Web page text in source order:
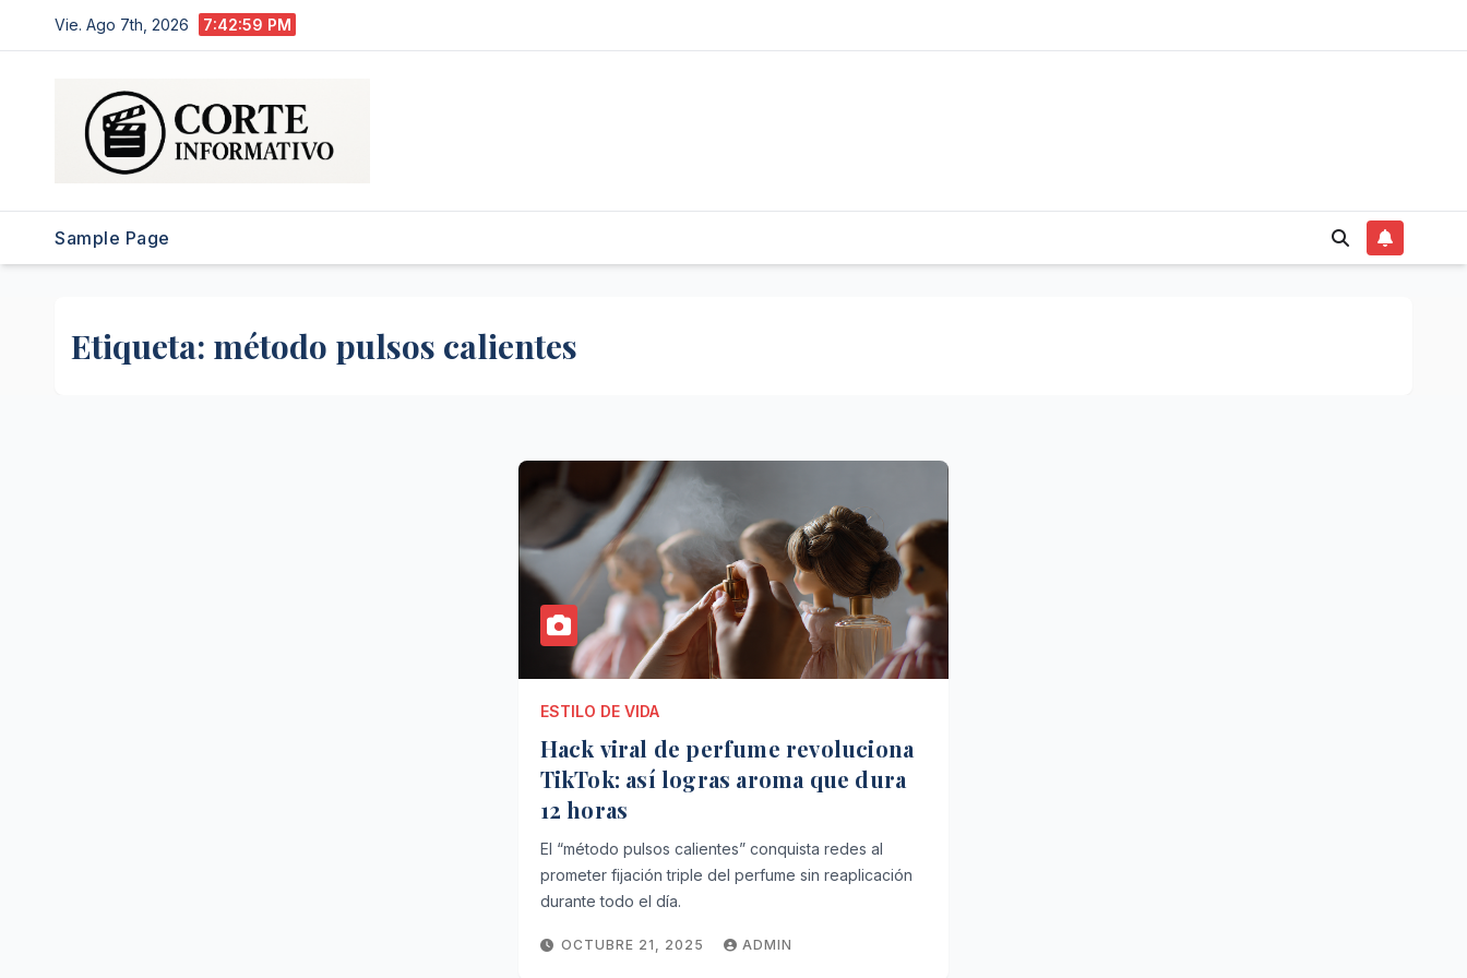
al
Vie. Ago 7th, 2026 7:42:59 PM
Sample Page
Etiqueta: método pulsos calientes
ESTILO DE VIDA
Hack viral de perfume revoluciona
TikTok: así logras aroma que dura
12 horas
El “método pulsos calientes” conquista redes al
prometer fijación triple del perfume sin reaplicación
durante todo el día.
OCTUBRE 21, 2025 ADMIN